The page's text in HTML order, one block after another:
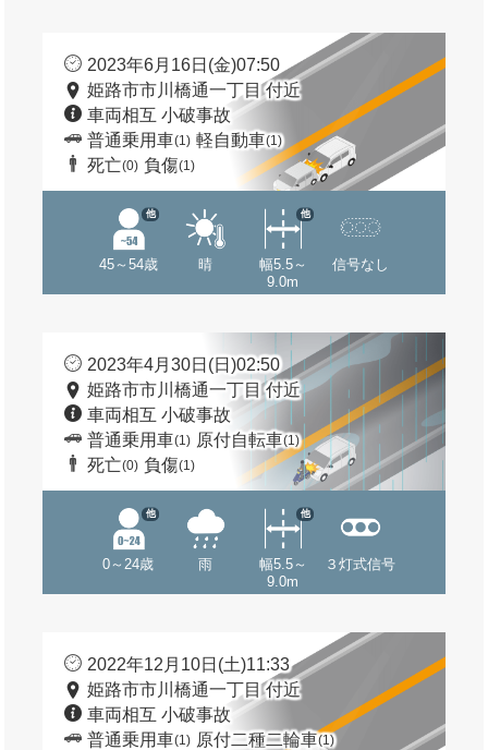
2023年6月16日(金)07:50
姫路市市川橋通一丁目 付近
車両相互 小破事故
普通乗用車(1) 軽自動車(1)
死亡(0) 負傷(1)
45～54歳
他
晴
幅5.5～
9.0m
他
信号なし
2023年4月30日(日)02:50
姫路市市川橋通一丁目 付近
車両相互 小破事故
普通乗用車(1) 原付自転車(1)
死亡(0) 負傷(1)
0～24歳
他
雨
幅5.5～
9.0m
他
３灯式信号
2022年12月10日(土)11:33
姫路市市川橋通一丁目 付近
車両相互 小破事故
普通乗用車(1) 原付二種二輪車(1)